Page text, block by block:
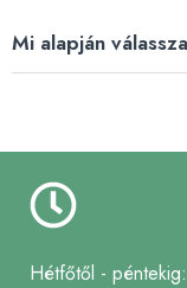
Mi alapján
Hétfőtől -